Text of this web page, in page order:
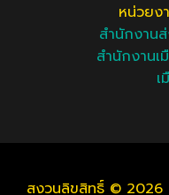
หน่วยง
สำนักงาน
สำนักงานเ
สงวนลิขสิทธิ์ © 2026